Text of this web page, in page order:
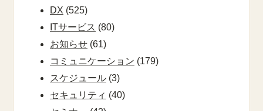
DX (525)
ITサービス (80)
お知らせ (61)
コミュニケーション (179)
スケジュール (3)
セキュリティ (40)